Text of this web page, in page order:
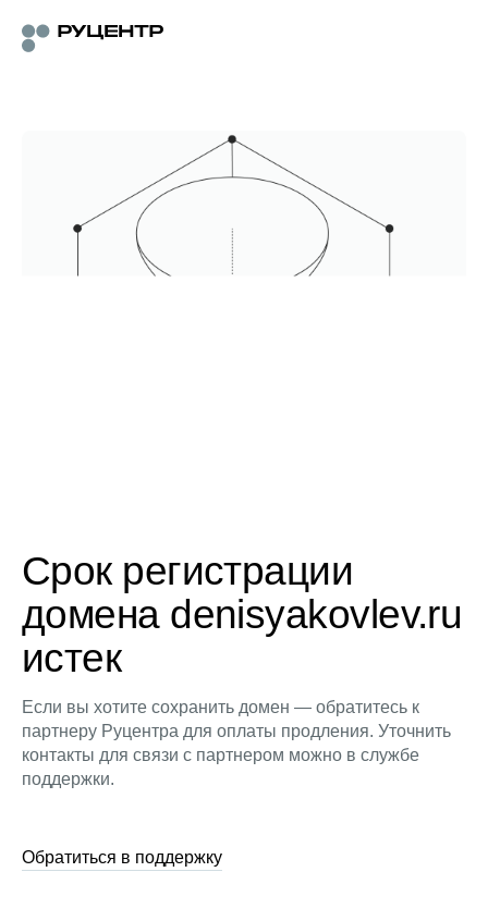
Срок регистрации
домена denisyakovlev.ru
истек
Если вы хотите сохранить домен — обратитесь к
партнеру Руцентра для оплаты продления. Уточнить
контакты для связи с партнером можно в службе
поддержки.
Обратиться в поддержку